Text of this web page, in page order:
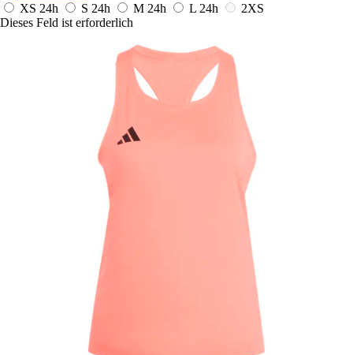
XS 24h S 24h M 24h L 24h
2XS
Dieses Feld ist erforderlich